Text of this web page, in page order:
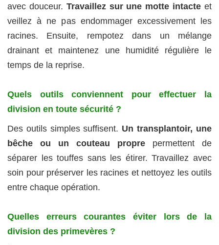
avec douceur. Travaillez sur une motte intacte et
veillez à ne pas endommager excessivement les
racines. Ensuite, rempotez dans un mélange
drainant et maintenez une humidité régulière le
temps de la reprise.
Quels outils conviennent pour effectuer la
division en toute sécurité ?
Des outils simples suffisent. Un transplantoir, une
bêche ou un couteau propre permettent de
séparer les touffes sans les étirer. Travaillez avec
soin pour préserver les racines et nettoyez les outils
entre chaque opération.
Quelles erreurs courantes éviter lors de la
division des primevères ?